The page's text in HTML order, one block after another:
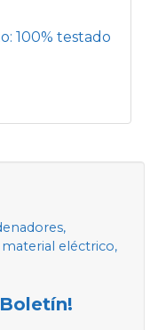
100% testado
material eléctrico,